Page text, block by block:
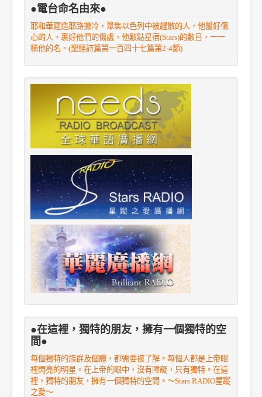
●電台命名由來●
耶和華建造耶路撒冷，聚集以色列中被趕散的人，他醫好傷
心的人，裹好他們的傷處，他數點星宿(Stars)的數目，一一
稱他的名。(聖經詩篇第一百四十七篇第2-4節)
●在這裡，獨特的朋友，擁有一個獨特的空
間●
每個獨特的族群及個體，都需要被了解。每個人都是上帝眼
裡閃亮的明星。在上帝的眼中，沒有障礙，只有獨特。在這
裡，獨特的朋友，擁有一個獨特的空間。～Stars RADIO星蹤
之愛～